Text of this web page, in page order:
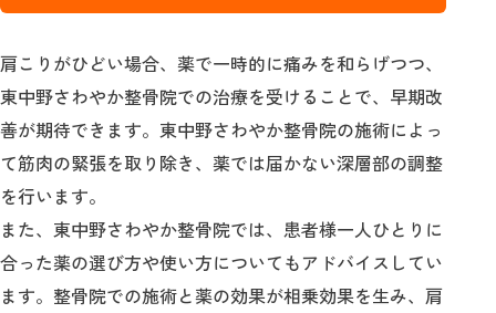
肩こりがひどい場合、薬で一時的に痛みを和らげつつ、
東中野さわやか整骨院での治療を受けることで、早期改
善が期待できます。東中野さわやか整骨院の施術によっ
て筋肉の緊張を取り除き、薬では届かない深層部の調整
を行います。
また、東中野さわやか整骨院では、患者様一人ひとりに
合った薬の選び方や使い方についてもアドバイスしてい
ます。整骨院での施術と薬の効果が相乗効果を生み、肩